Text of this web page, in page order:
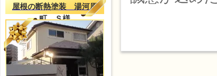
屋根の断熱塗装 湯河原
町 Ｓ様